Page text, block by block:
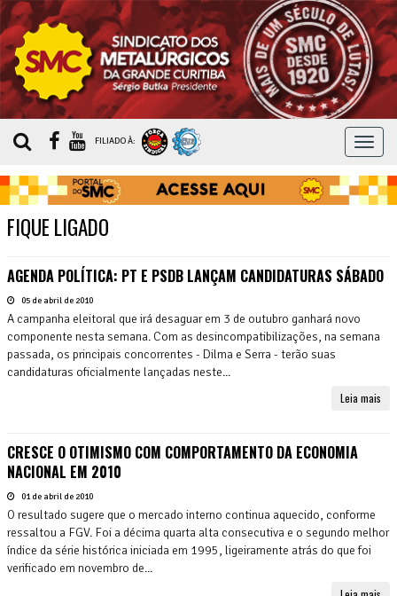
MENU
FILIADO À:
FIQUE LIGADO
AGENDA POLÍTICA: PT E PSDB LANÇAM CANDIDATURAS SÁBADO
05 de abril de 2010
A campanha eleitoral que irá desaguar em 3 de outubro ganhará novo
componente nesta semana. Com as desincompatibilizações, na semana
passada, os principais concorrentes - Dilma e Serra - terão suas
candidaturas oficialmente lançadas neste...
Leia mais
CRESCE O OTIMISMO COM COMPORTAMENTO DA ECONOMIA
NACIONAL EM 2010
01 de abril de 2010
O resultado sugere que o mercado interno continua aquecido, conforme
ressaltou a FGV. Foi a décima quarta alta consecutiva e o segundo melhor
índice da série histórica iniciada em 1995, ligeiramente atrás do que foi
verificado em novembro de...